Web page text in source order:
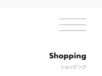
ショッピング